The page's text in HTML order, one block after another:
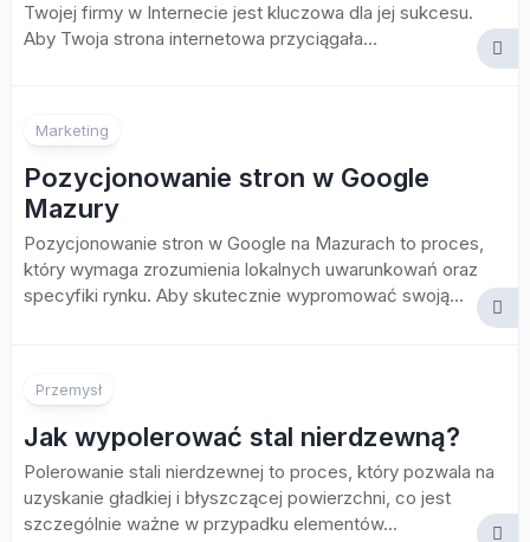
Twojej firmy w Internecie jest kluczowa dla jej sukcesu.
Aby Twoja strona internetowa przyciągała...
Marketing
Pozycjonowanie stron w Google
Mazury
Pozycjonowanie stron w Google na Mazurach to proces,
który wymaga zrozumienia lokalnych uwarunkowań oraz
specyfiki rynku. Aby skutecznie wypromować swoją...
Przemysł
Jak wypolerować stal nierdzewną?
Polerowanie stali nierdzewnej to proces, który pozwala na
uzyskanie gładkiej i błyszczącej powierzchni, co jest
szczególnie ważne w przypadku elementów...